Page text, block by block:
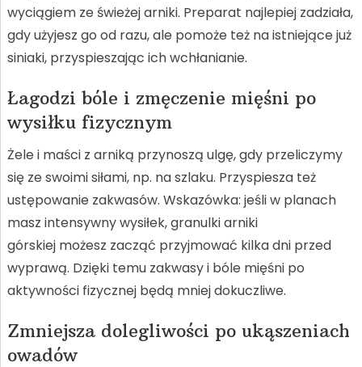
wyciągiem ze świeżej arniki. Preparat najlepiej zadziała,
gdy użyjesz go od razu, ale pomoże też na istniejące już
siniaki, przyspieszając ich wchłanianie.
Łagodzi bóle i zmęczenie mięśni po
wysiłku fizycznym
Żele i maści z arniką przynoszą ulgę, gdy przeliczymy
się ze swoimi siłami, np. na szlaku. Przyspiesza też
ustępowanie zakwasów. Wskazówka: jeśli w planach
masz intensywny wysiłek, granulki arniki
górskiej możesz zacząć przyjmować kilka dni przed
wyprawą. Dzięki temu zakwasy i bóle mięśni po
aktywności fizycznej będą mniej dokuczliwe.
Zmniejsza dolegliwości po ukąszeniach
owadów